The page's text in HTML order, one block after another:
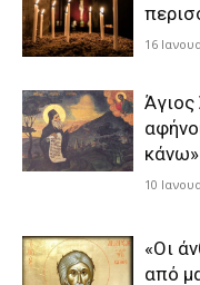
16
Άγιος
κάνω»
10
«Οι
από